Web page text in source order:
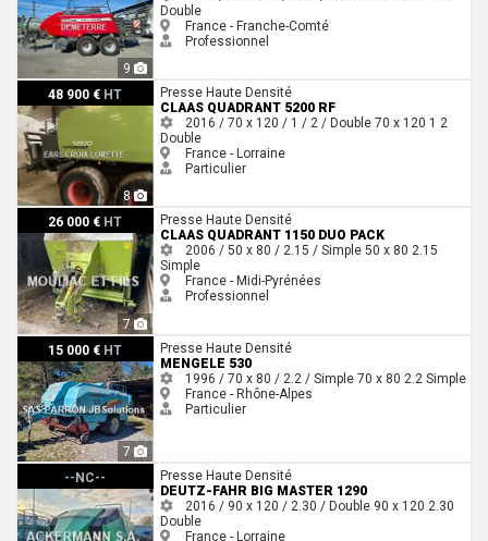
9
Double
France - Franche-Comté
Professionnel
48 900 € HT
8
Claas QUADRANT 5200 RFPresse Haute Densité
CLAAS QUADRANT 5200 RF
2016 / 70 x 120 / 1 / 2 / Double 70 x 120 1 2
Double
France - Lorraine
Particulier
26 000 € HT
7
Claas QUADRANT 1150 DUO PACKPresse Haute Densité
CLAAS QUADRANT 1150 DUO PACK
2006 / 50 x 80 / 2.15 / Simple 50 x 80 2.15
Simple
France - Midi-Pyrénées
Professionnel
15 000 € HT
7
Mengele 530
Presse Haute Densité
MENGELE 530
1996 / 70 x 80 / 2.2 / Simple 70 x 80 2.2 Simple
France - Rhône-Alpes
Particulier
--NC--
Deutz-Fahr BIG MASTER 1290Presse Haute Densité
DEUTZ-FAHR BIG MASTER 1290
2016 / 90 x 120 / 2.30 / Double 90 x 120 2.30
Double
France - Lorraine